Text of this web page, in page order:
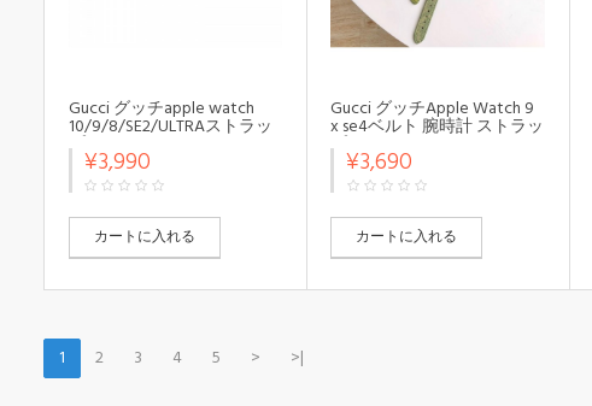
Gucci グッチapple watch
10/9/8/SE2/ULTRAストラッ
プ ファッションモノグラム
アップルウォッチ
10/x/ultra2/SE2バンド レザ
ー製アップルウォッチ
10/9/Ultra 49mmバンド 芸能
人愛用，アップルウォッチ
10/98/7バンド 調節可能
ト シリコン
¥3,990
カートに入れる
Gucci グッチApple Watch 9
x se4ベルト 腕時計 ストラッ
プapple watch
10/9/8/SE2/ULTRAストラッ
プ ファッションモノグラム
アップルウォッチ
10/x/ultra2/SE2バンド レザ
ー製アップルウォッチ
10/9/Ultra 49mmバンド 芸能
10/98/7バンド 調節可能
¥3,690
カートに入れる
1 2 3 4 5 > >|